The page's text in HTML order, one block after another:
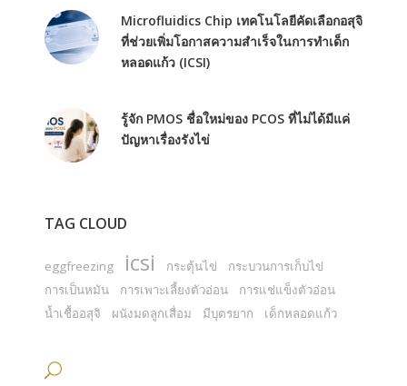
Microfluidics Chip เทคโนโลยีคัดเลือกอสุจิ
ที่ช่วยเพิ่มโอกาสความสำเร็จในการทำเด็ก
หลอดแก้ว (ICSI)
รู้จัก PMOS ชื่อใหม่ของ PCOS ที่ไม่ได้มีแค่
ปัญหาเรื่องรังไข่
TAG CLOUD
eggfreezing icsi กระตุ้นไข่
กระบวนการเก็บไข่
การเป็นหมัน
การเพาะเลี้ยงตัวอ่อน
การแช่แข็งตัวอ่อน
น้ำเชื้ออสุจิ
ผนังมดลูกเสื่อม มีบุตรยาก เด็กหลอดแก้ว